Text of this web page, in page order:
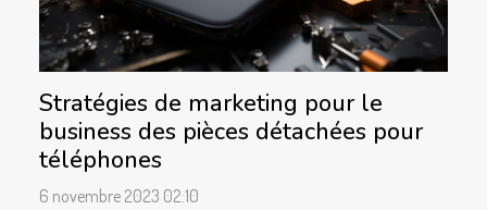
Stratégies de marketing pour le
business des pièces détachées pour
téléphones
6 novembre 2023 02:10